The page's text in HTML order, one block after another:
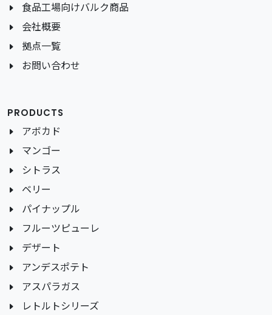
食品工場向けバルク商品
会社概要
拠点一覧
お問い合わせ
PRODUCTS
アボカド
マンゴー
シトラス
ベリー
パイナップル
フルーツピューレ
デザート
アンデスポテト
アスパラガス
レトルトシリーズ